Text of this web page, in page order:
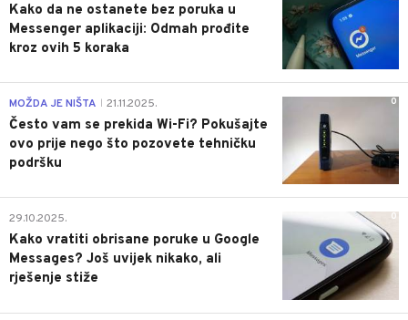
Kako da ne ostanete bez poruka u
Messenger aplikaciji: Odmah prođite
kroz ovih 5 koraka
0
MOŽDA JE NIŠTA 21.11.2025.
Često vam se prekida Wi-Fi? Pokušajte
ovo prije nego što pozovete tehničku
podršku
0
29.10.2025.
Kako vratiti obrisane poruke u Google
Messages? Još uvijek nikako, ali
rješenje stiže